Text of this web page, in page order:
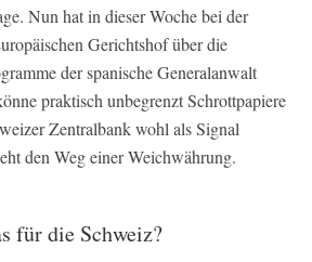
Nun hat in dieser Woche bei der
Gerichtshof über die
der spanische Generalanwalt
praktisch unbegrenzt Schrottpapiere
Zentralbank wohl als Signal
den Weg einer Weichwährung.
für die Schweiz?